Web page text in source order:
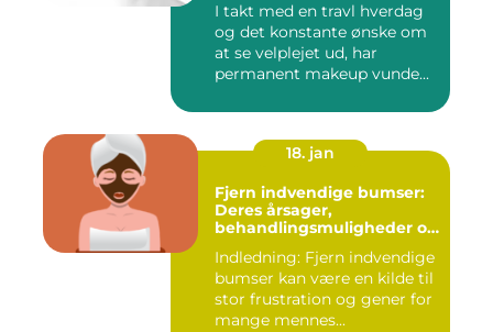
I takt med en travl hverdag
og det konstante ønske om
at se velplejet ud, har
permanent makeup vunde...
18. jan
Fjern indvendige bumser:
Deres årsager,
behandlingsmuligheder og
Indledning: Fjern indvendige
bumser kan være en kilde til
stor frustration og gener for
mange mennes...